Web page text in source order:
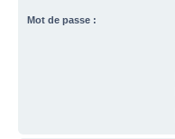
Mot de passe :